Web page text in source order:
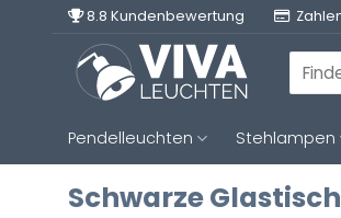
8.8 Kundenbewertung
Suchen
nach:
Pendelleuchten Stehlampen
Schwarze